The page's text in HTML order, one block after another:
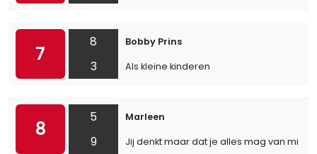
7
8
3
Bobby Prins
Als kleine kinderen
8
5
9
Marleen
Jij denkt maar dat je alles mag van mij